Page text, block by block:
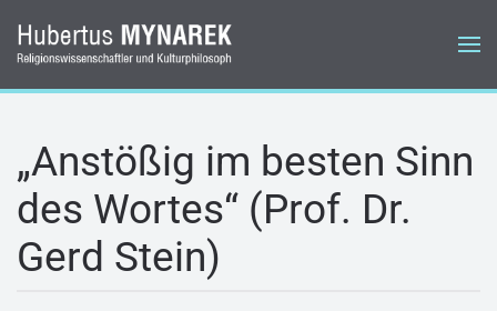
Zum Hauptinhalt springen
„Anstößig im besten Sinn
des Wortes“ (Prof. Dr.
Gerd Stein)